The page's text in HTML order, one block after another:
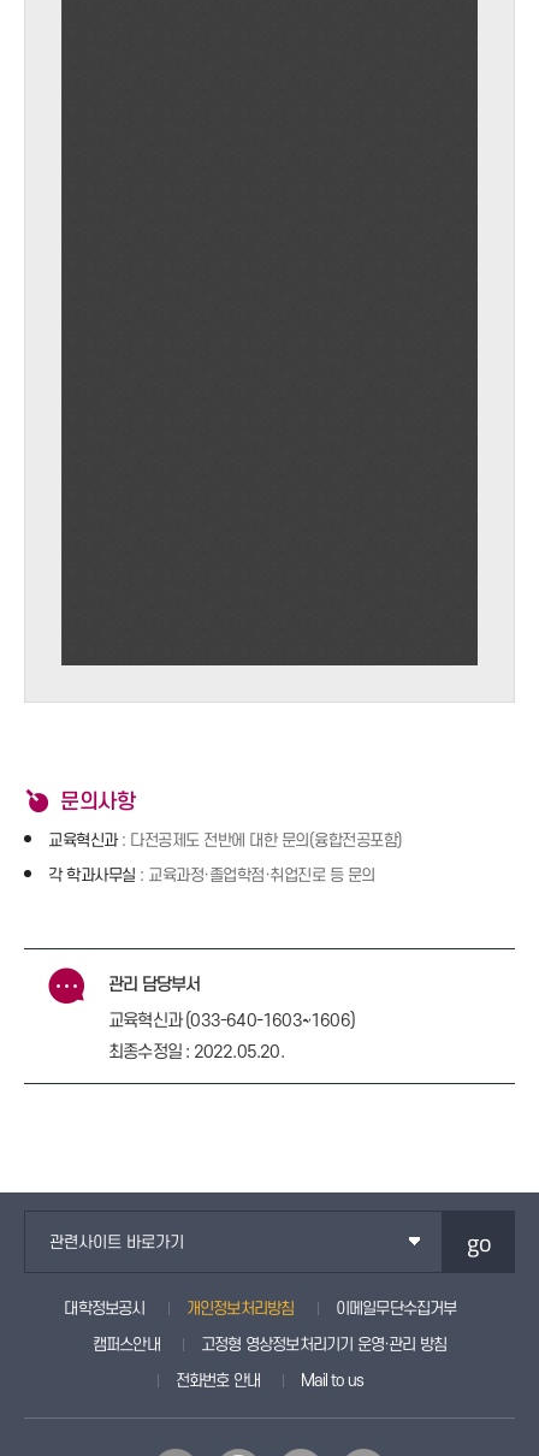
문의사항
교육혁신과 : 다전공제도 전반에 대한 문의(융합전공포함)
각 학과사무실 : 교육과정·졸업학점·취업진로 등 문의
관리 담당부서
교육혁신과 (033-640-1603~1606)
최종수정일 : 2022.05.20.
관련사이트 바로가기 go
대학정보공시 개인정보처리방침
이메일무단수집거부
캠퍼스안내
고정형 영상정보처리기기 운영·관리 방침
전화번호 안내
Mail to us